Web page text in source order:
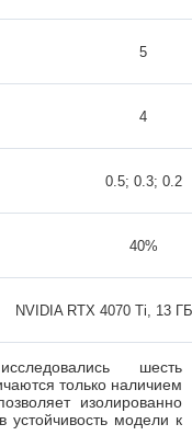
5
4
0.5; 0.3; 0.2
40%
NVIDIA RTX 4070 Ti, 13
шесть
только наличием
изолированно
устойчивость модели к